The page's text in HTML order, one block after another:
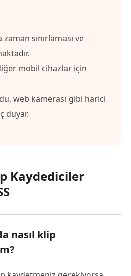
sınırlaması ve
mobil cihazlar için
web kamerası gibi harici
duyar.
Kaydediciler
nasıl klip